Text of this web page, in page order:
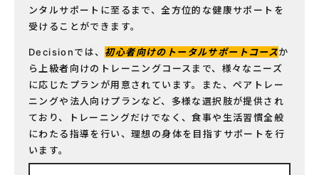
ンタルサポートに至るまで、全方位的な健康サポートを
受けることができます。
Decisionでは、 初心者向けのトータルサポートコースか
ら上級者向けのトレーニングコースまで、様々なニーズ
に応じたプランが用意されています。また、ペアトレー
ニングや法人向けプランなど、多様な選択肢が提供され
ており、トレーニングだけでなく、食事や生活習慣全般
にわたる指導を行い、理想の身体を目指すサポートを行
います。